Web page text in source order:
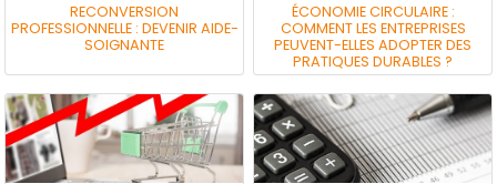
RECONVERSION
PROFESSIONNELLE : DEVENIR AIDE-
SOIGNANTE
ÉCONOMIE CIRCULAIRE :
COMMENT LES ENTREPRISES
PEUVENT-ELLES ADOPTER DES
PRATIQUES DURABLES ?